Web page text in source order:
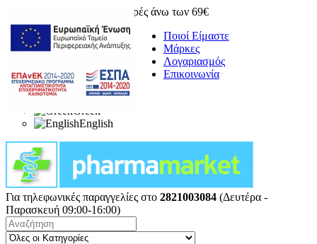
Δωρεάν μεταφορικά για αγορές άνω των 69€
Ποιοί Είμαστε
Μάρκες
Λογαριασμός
Επικοινωνία
Greek
English
Για τηλεφωνικές παραγγελίες στο 2821003084 (Δευτέρα -
Παρασκευή 09:00-16:00)